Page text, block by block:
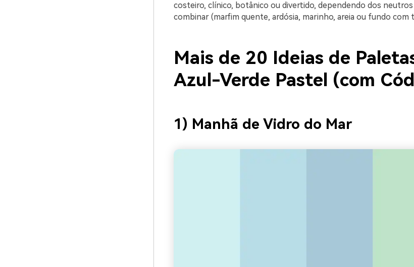
costeiro, clínico, botânico ou divertido, dependendo dos
combinar (marfim quente, ardósia, marinho, areia ou fundo com
Mais de 20 Ideias de
Azul-Verde Pastel (com
1) Manhã de Vidro do Mar